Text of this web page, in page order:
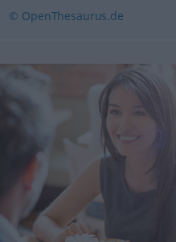
© OpenThesaurus.de